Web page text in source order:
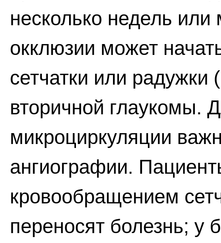
несколько недель
окклюзии может
сетчатки или радужки
вторичной глаукомы.
микроциркуляции
ангиографии.
кровообращением
переносят болезнь;